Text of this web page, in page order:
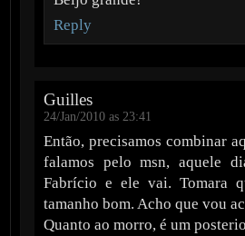
Reply
Guilles
24/Jan/2010 as 23:41
Então, precisamos combinar
falamos pelo msn, aquele
Fabrício e ele vai. Tomara
tamanho bom. Acho que vou
Quanto ao morro, é um